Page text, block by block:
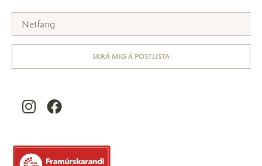
SKRÁ MIG Á PÓSTLISTA